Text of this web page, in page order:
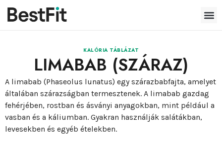
KALÓRIA TÁBLÁZAT
LIMABAB (SZÁRAZ)
A limabab (Phaseolus lunatus) egy szárazbabfajta, amelyet
általában szárazságban termesztenek. A limabab gazdag
fehérjében, rostban és ásványi anyagokban, mint például a
vasban és a káliumban. Gyakran használják salátákban,
levesekben és egyéb ételekben.